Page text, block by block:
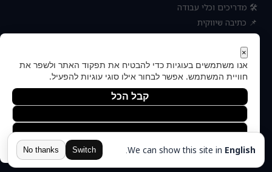
🛠 מדריכים וכלי עבודה
📌 כתיבה שיווקית
📌 socialbee מפלצת המדיה
📌 נטוורקינג וקשרים עסקיים
📌 חדשות כלכלה ועסקים
© 2026 — כל הזכויות
הוקם ומקודם ע"י:צימטים
הצהרת נגישותתקנון ותנאי שימושפרטיותאודות
×
אנו משתמשים בעוגיות כדי להבטיח את תפקוד האתר ולשפר את
חוויית המשתמש. אפשר לבחור אילו סוגי עוגיות להפעיל.
קבל הכל
העדפות
מדיניות הפרטיותWe can show this site in English
.
Switch
No thanks